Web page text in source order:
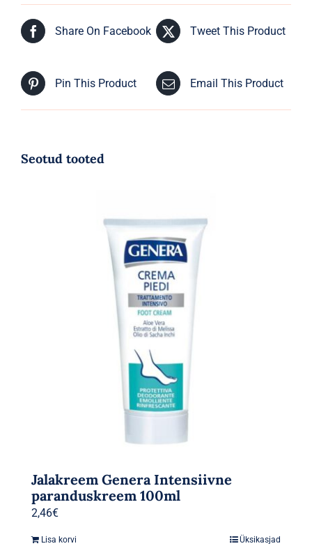
Share On Facebook Tweet This Product
Pin This Product Email This Product
Seotud tooted
Jalakreem Genera Intensiivne
paranduskreem 100ml
2,46€
Lisa korvi Üksikasjad